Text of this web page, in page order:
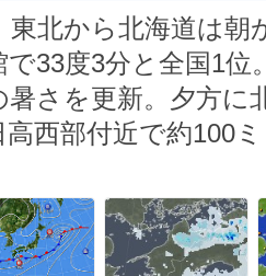
東北から北海道は朝
33度3分と全国1位
さを更新。夕方に
西部付近で約100